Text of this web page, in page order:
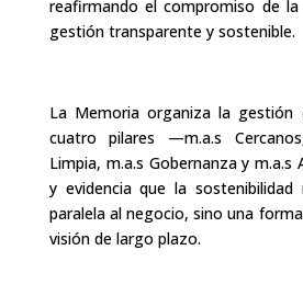
reafirmando el compromiso de
gestión transparente y sostenible.
La Memoria organiza la gestión
cuatro pilares —m.a.s
Limpia, m.a.s Gobernanza y
y evidencia que la
paralela al negocio, sino una
visión de largo plazo.